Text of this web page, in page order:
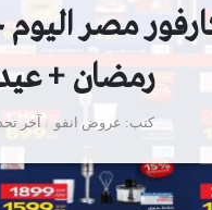
رمضان +
كتب عروض انفو آخر